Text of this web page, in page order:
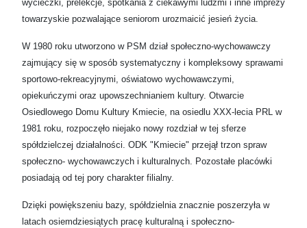
wycieczki, prelekcje, spotkania z ciekawymi ludźmi i inne imprezy
towarzyskie pozwalające seniorom urozmaicić jesień życia.
W 1980 roku utworzono w PSM dział społeczno-wychowawczy
zajmujący się w sposób systematyczny i kompleksowy sprawami
sportowo-rekreacyjnymi, oświatowo wychowawczymi,
opiekuńczymi oraz upowszechnianiem kultury. Otwarcie
Osiedlowego Domu Kultury Kmiecie, na osiedlu XXX-lecia PRL w
1981 roku, rozpoczęło niejako nowy rozdział w tej sferze
spółdzielczej działalności. ODK "Kmiecie" przejął trzon spraw
społeczno- wychowawczych i kulturalnych. Pozostałe placówki
posiadają od tej pory charakter filialny.
Dzięki powiększeniu bazy, spółdzielnia znacznie poszerzyła w
latach osiemdziesiątych pracę kulturalną i społeczno-